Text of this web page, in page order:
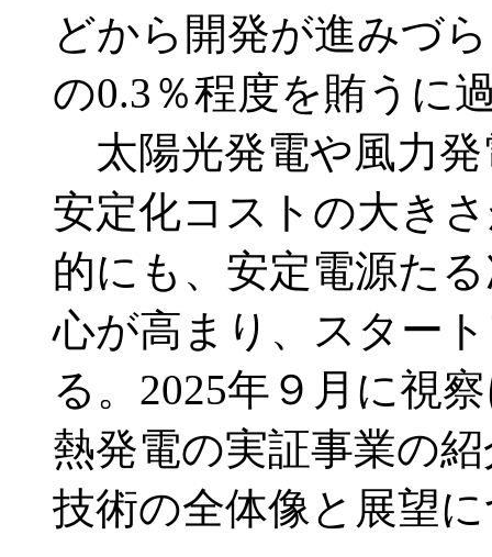
どから開発が進みづ
の0.3％程度を賄うに
太陽光発電や風力発
安定化コストの大き
的にも、安定電源た
心が高まり、スター
る。2025年９月に視
熱発電の実証事業の
技術の全体像と展望